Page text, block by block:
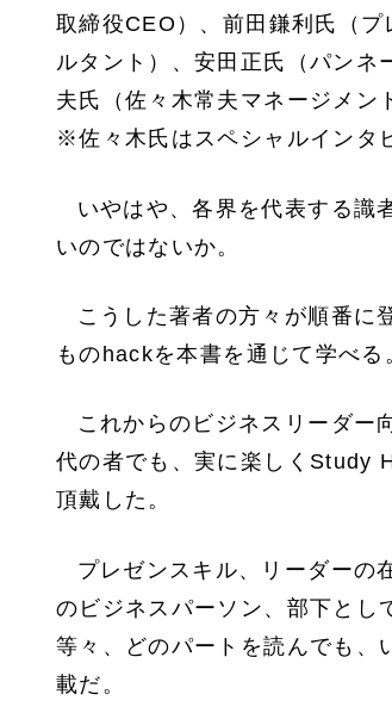
取締役CEO）、前田鎌利氏（
ルタント）、安田正氏（パンネ
夫氏（佐々木常夫マネージメン
※佐々木氏はスペシャルインタ
いやはや、各界を代表する識
いのではないか。
こうした著者の方々が順番に
ものhackを本書を通じて学べる
これからのビジネスリーダー
代の者でも、実に楽しくStudy
頂戴した。
プレゼンスキル、リーダーの
のビジネスパーソン、部下とし
等々、どのパートを読んでも、
載だ。